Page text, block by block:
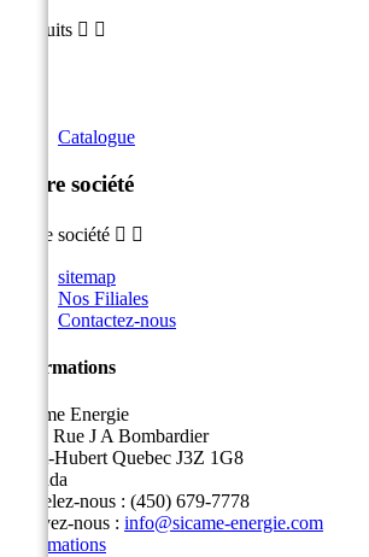
Produits  
Catalogue
Notre société
Notre société  
sitemap
Nos Filiales
Contactez-nous
Informations
Sicame Energie
5400 Rue J A Bombardier
Saint-Hubert Quebec J3Z 1G8
Canada
Appelez-nous : (450) 679-7778
Écrivez-nous : info@sicame-energie.com
Informations